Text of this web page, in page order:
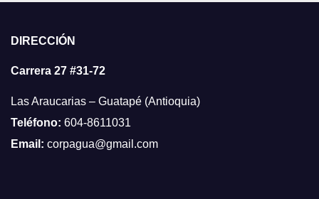
DIRECCIÓN
Carrera 27 #31-72
Las Araucarias – Guatapé (Antioquia)
Teléfono: 604-8611031
Email: corpagua@gmail.com